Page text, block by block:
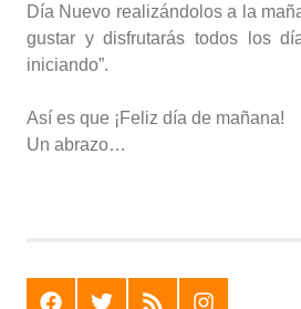
Día Nuevo realizándolos a la
gustar y disfrutarás todos los
iniciando”.
Así es que ¡Feliz día de mañana!
Un abrazo…
F T R I